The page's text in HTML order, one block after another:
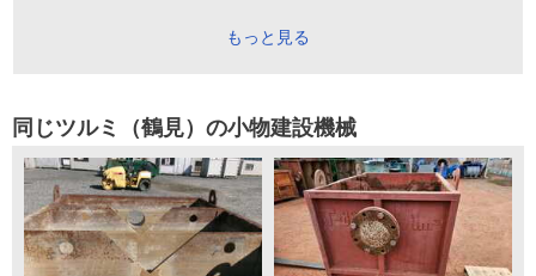
もっと見る
同じツルミ（鶴見）の小物建設機械